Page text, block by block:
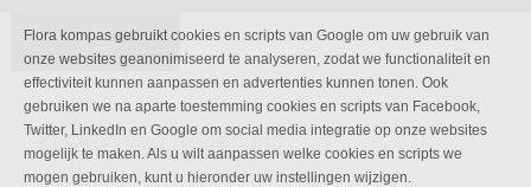
Flora kompas gebruikt cookies en scripts van Google om uw gebruik van
onze websites geanonimiseerd te analyseren, zodat we functionaliteit en
effectiviteit kunnen aanpassen en advertenties kunnen tonen. Ook
gebruiken we na aparte toestemming cookies en scripts van Facebook,
Twitter, LinkedIn en Google om social media integratie op onze websites
mogelijk te maken. Als u wilt aanpassen welke cookies en scripts we
mogen gebruiken, kunt u hieronder uw instellingen wijzigen.